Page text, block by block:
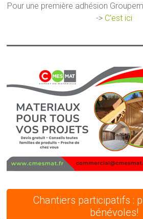
Pour une première adhésion
-> C'est ici
Chantiers participatifs :
bénévoles!